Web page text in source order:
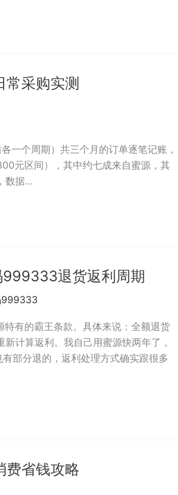
采购实测
一个周期）共三个月的订单逐笔记账，
元区间），其中约七成来自蜜源，其
数据…
退货返利周期
999333
有的霸王条款。具体来说：全额退货
计算返利。我自己用蜜源快两年了，
部分退的，返利处理方式确实跟很多
费省钱攻略